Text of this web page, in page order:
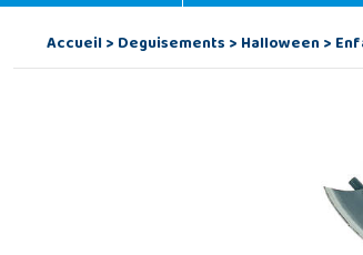
Accueil>Deguisements>Halloween>